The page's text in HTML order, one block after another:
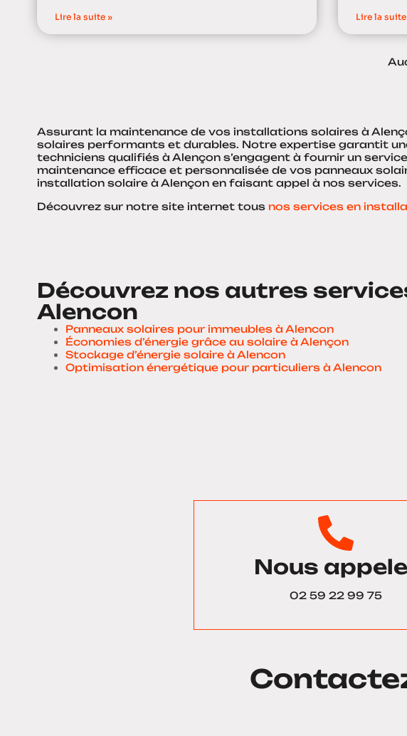
Lire la suite » Lire la
Assurant la maintenance de vos installations solaires à
solaires performants et durables. Notre expertise garantit
techniciens qualifiés à Alençon s’engagent à fournir un
maintenance efficace et personnalisée de vos panneaux
installation solaire à Alençon en faisant appel à nos services.
Découvrez sur notre site internet tous nos services en
Découvrez nos autres
Alencon
Panneaux solaires pour immeubles à Alencon
Économies d’énergie grâce au solaire à Alençon
Stockage d’énergie solaire à Alencon
Optimisation énergétique pour particuliers à Alencon
Nous
02 59 22 99 75